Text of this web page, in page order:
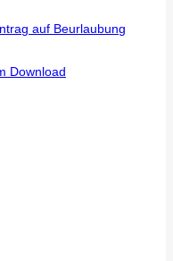
auf Beurlaubung
Download